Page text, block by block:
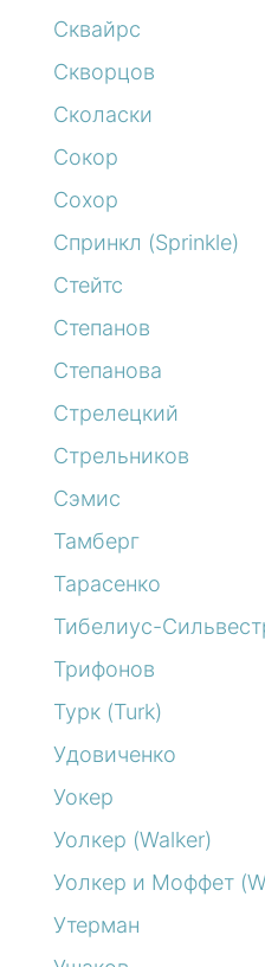
Сквайрс
Скворцов
Сколаски
Сокор
Сохор
Спринкл (Sprinkle)
Стейтс
Степанов
Степанова
Стрелецкий
Стрельников
Сэмис
Тамберг
Тарасенко
Тибелиус-
Трифонов
Турк (Turk)
Удовиченко
Уокер
Уолкер (Walker)
Уолкер и Моффет
Утерман